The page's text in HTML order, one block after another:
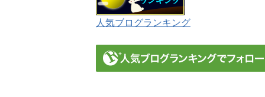
人気ブログランキング